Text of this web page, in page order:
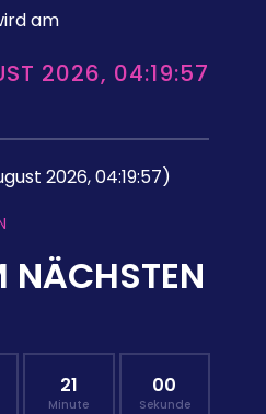
am
2026, 04:19:57
2026, 04:19:57)
NÄCHSTEN
20
Minute
59
Sekunde